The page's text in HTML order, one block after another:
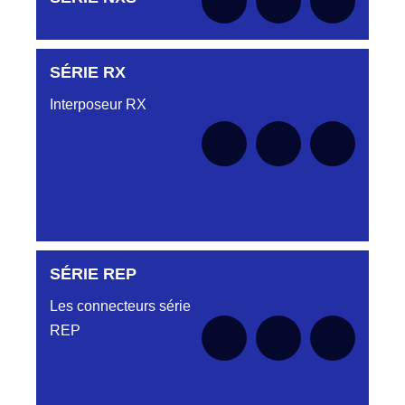
le moment
Aucune pièce disponible pour cette série pour
SÉRIE RX
Interposeur RX
Aucune pièce disponible pour cette série pour
SÉRIE REP
Les connecteurs série
REP